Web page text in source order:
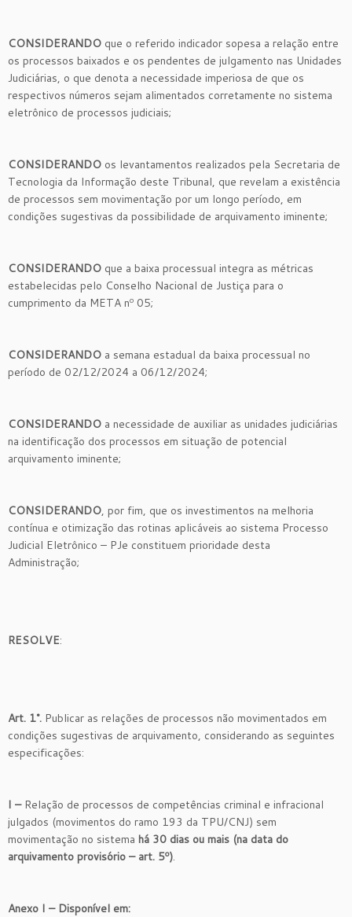
CONSIDERANDO que o referido indicador sopesa a relação entre
os processos baixados e os pendentes de julgamento nas Unidades
Judiciárias, o que denota a necessidade imperiosa de que os
respectivos números sejam alimentados corretamente no sistema
eletrônico de processos judiciais;
CONSIDERANDO os levantamentos realizados pela Secretaria de
Tecnologia da Informação deste Tribunal, que revelam a existência
de processos sem movimentação por um longo período, em
condições sugestivas da possibilidade de arquivamento iminente;
CONSIDERANDO que a baixa processual integra as métricas
estabelecidas pelo Conselho Nacional de Justiça para o
cumprimento da META nº 05;
CONSIDERANDO a semana estadual da baixa processual no
período de 02/12/2024 a 06/12/2024;
CONSIDERANDO a necessidade de auxiliar as unidades judiciárias
na identificação dos processos em situação de potencial
arquivamento iminente;
CONSIDERANDO, por fim, que os investimentos na melhoria
contínua e otimização das rotinas aplicáveis ao sistema Processo
Judicial Eletrônico – PJe constituem prioridade desta
Administração;
RESOLVE:
Art. 1°. Publicar as relações de processos não movimentados em
condições sugestivas de arquivamento, considerando as seguintes
especificações:
I – Relação de processos de competências criminal e infracional
julgados (movimentos do ramo 193 da TPU/CNJ) sem
movimentação no sistema há 30 dias ou mais (na data do
arquivamento provisório – art. 5º).
Anexo I – Disponível em: